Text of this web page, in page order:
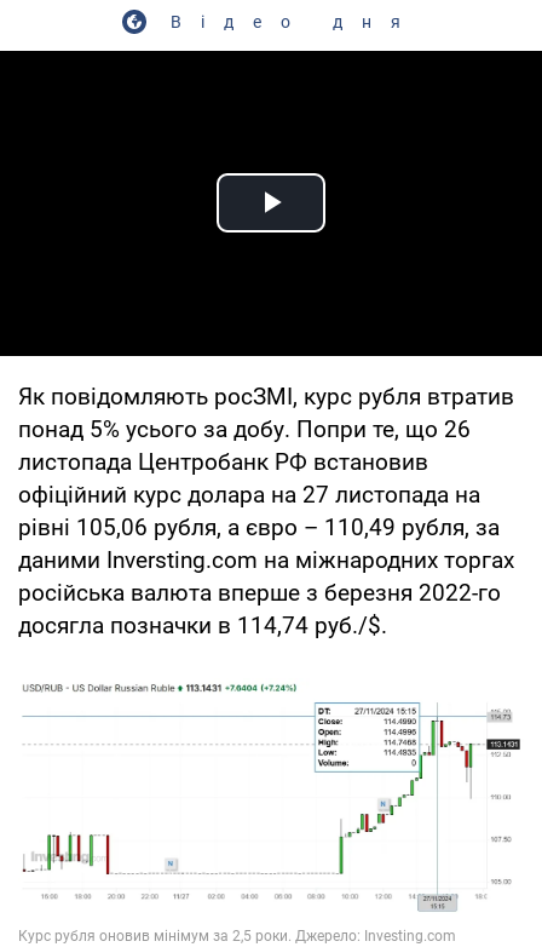
Відео дня
Play Video
Як повідомляють росЗМІ, курс рубля втратив
понад 5% усього за добу. Попри те, що 26
листопада Центробанк РФ встановив
офіційний курс долара на 27 листопада на
рівні 105,06 рубля, а євро – 110,49 рубля, за
даними Inversting.com на міжнародних торгах
російська валюта вперше з березня 2022-го
досягла позначки в 114,74 руб./$.